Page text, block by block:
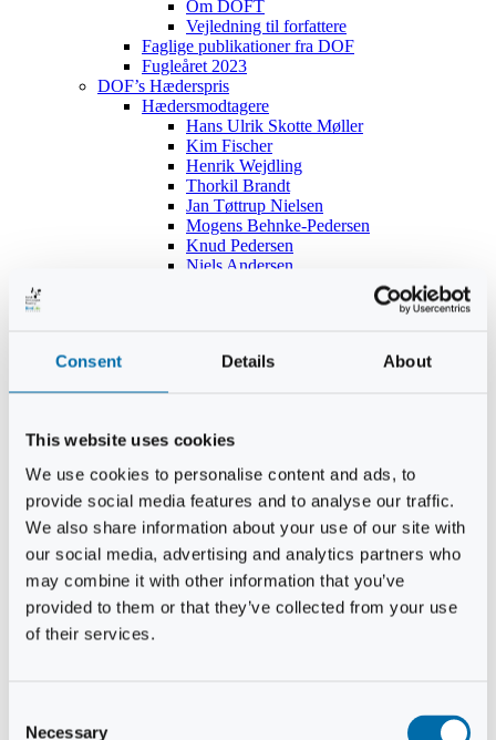
Consent Details About
This website uses cookies
We use cookies to personalise content and ads, to
provide social media features and to analyse our traffic.
We also share information about your use of our site with
our social media, advertising and analytics partners who
may combine it with other information that you’ve
provided to them or that they’ve collected from your use
of their services.
Necessary
Om DOFT
Vejledning til forfattere
Faglige publikationer fra DOF
Fugleåret 2023
DOF’s Hæderspris
Hædersmodtagere
Hans Ulrik Skotte Møller
Kim Fischer
Henrik Wejdling
Thorkil Brandt
Jan Tøttrup Nielsen
Mogens Behnke-Pedersen
Knud Pedersen
Niels Andersen
Christian Hjorth
Niels Thomas Rosenberg
Benny Gensbøl
Bent Jakobsen
Svend Andersen
Bent Wigh
Jens-Kjeld Jensen
Jon Fjeldså
William Carøe Aarestrup
Erik Mølgaard